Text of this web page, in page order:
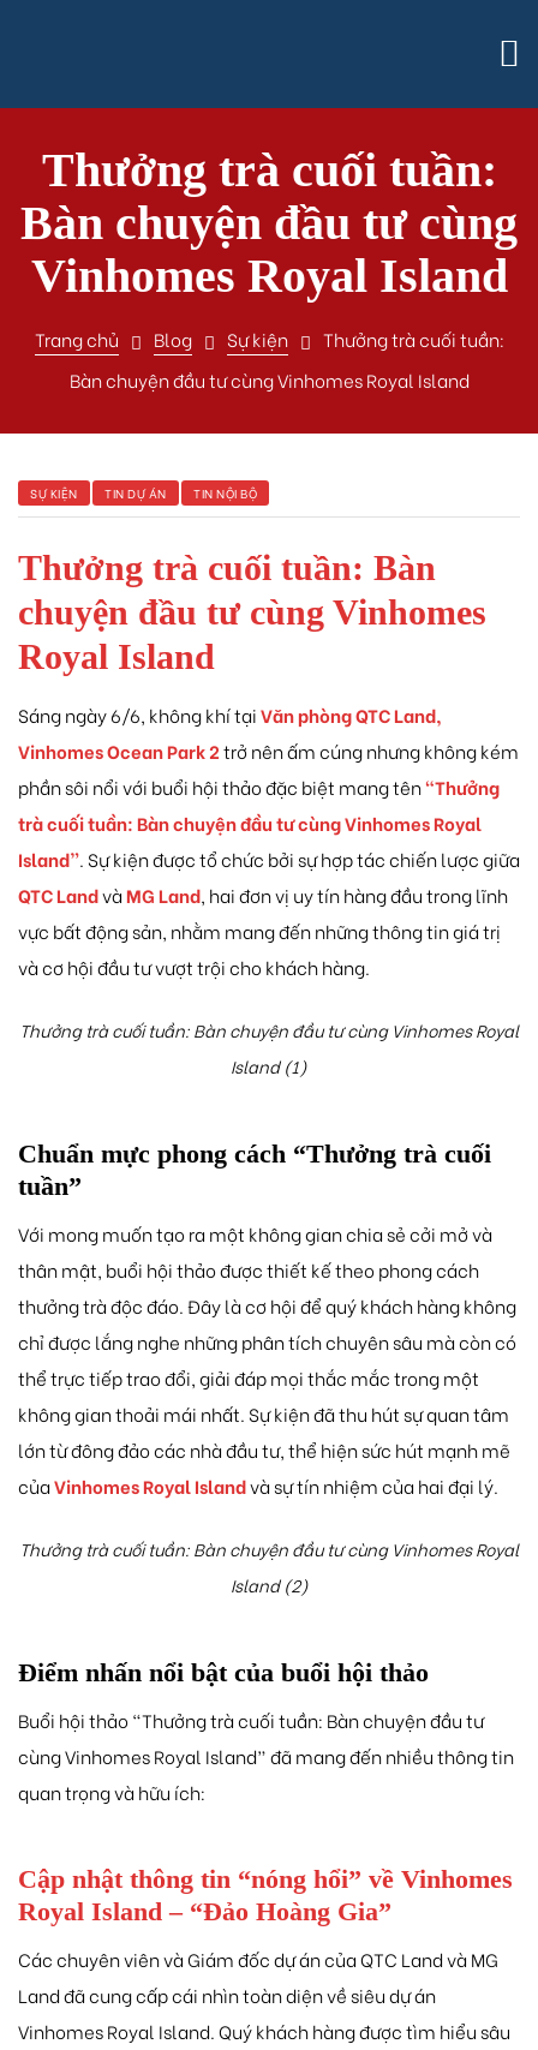
Hải
Thưởng trà cuối tuần:
Bàn chuyện đầu tư cùng
Vinhomes Royal Island
Trang chủ Blog Sự kiện
Thưởng trà cuối tuần:
Bàn chuyện đầu tư cùng Vinhomes Royal Island
SỰ KIỆN TIN DỰ ÁN TIN NỘI BỘ
Thưởng trà cuối tuần: Bàn
chuyện đầu tư cùng Vinhomes
Royal Island
Sáng ngày 6/6, không khí tạiVăn phòng QTC Land,
Vinhomes Ocean Park 2trở nên ấm cúng nhưng không kém
phần sôi nổi với buổi hội thảo đặc biệt mang tên“Thưởng
trà cuối tuần: Bàn chuyện đầu tư cùng Vinhomes Royal
Island”. Sự kiện được tổ chức bởi sự hợp tác chiến lược giữa
QTC LandvàMG Land, hai đơn vị uy tín hàng đầu trong lĩnh
vực bất động sản, nhằm mang đến những thông tin giá trị
và cơ hội đầu tư vượt trội cho khách hàng.
Thưởng trà cuối tuần: Bàn chuyện đầu tư cùng Vinhomes Royal
Island (1)
Chuẩn mực phong cách “Thưởng trà cuối
tuần”
Với mong muốn tạo ra một không gian chia sẻ cởi mở và
thân mật, buổi hội thảo được thiết kế theo phong cách
thưởng trà độc đáo. Đây là cơ hội để quý khách hàng không
chỉ được lắng nghe những phân tích chuyên sâu mà còn có
thể trực tiếp trao đổi, giải đáp mọi thắc mắc trong một
không gian thoải mái nhất. Sự kiện đã thu hút sự quan tâm
lớn từ đông đảo các nhà đầu tư, thể hiện sức hút mạnh mẽ
củaVinhomes Royal Islandvà sự tín nhiệm của hai đại lý.
Thưởng trà cuối tuần: Bàn chuyện đầu tư cùng Vinhomes Royal
Island (2)
Điểm nhấn nổi bật của buổi hội thảo
Buổi hội thảo “Thưởng trà cuối tuần: Bàn chuyện đầu tư
cùng Vinhomes Royal Island” đã mang đến nhiều thông tin
quan trọng và hữu ích:
Cập nhật thông tin “nóng hổi” về Vinhomes
Royal Island – “Đảo Hoàng Gia”
Các chuyên viên và Giám đốc dự án của QTC Land và MG
Land đã cung cấp cái nhìn toàn diện về siêu dự án
Vinhomes Royal Island. Quý khách hàng được tìm hiểu sâu